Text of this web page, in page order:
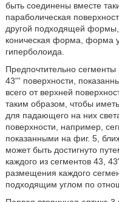
быть соединены вместе
параболическая
другой подходящей формы,
коническая форма, форма
гиперболоида.
Предпочтительно
43''' поверхности,
всего от верхней
таким образом, чтобы
для падающего на них
поверхности, например,
показанными на фиг. 5,
может быть достигнуто
каждого из сегментов 43,
размещения каждого
подходящим углом по